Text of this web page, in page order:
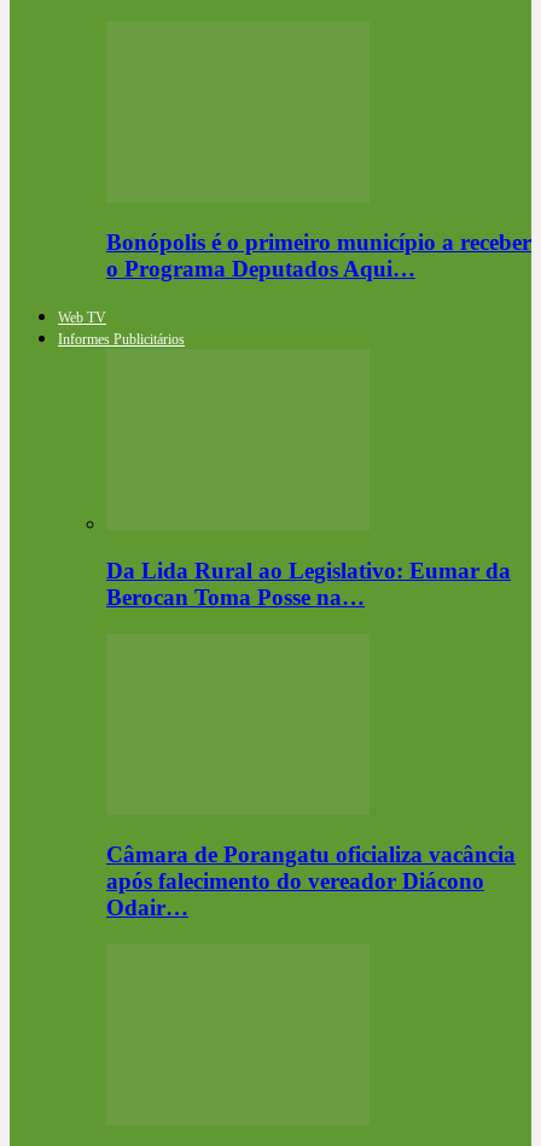
Bonópolis é o primeiro município a receber
o Programa Deputados Aqui…
Web TV
Informes Publicitários
Da Lida Rural ao Legislativo: Eumar da
Berocan Toma Posse na…
Câmara de Porangatu oficializa vacância
após falecimento do vereador Diácono
Odair…